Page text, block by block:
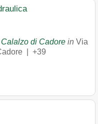
di Cadore in Via
+39